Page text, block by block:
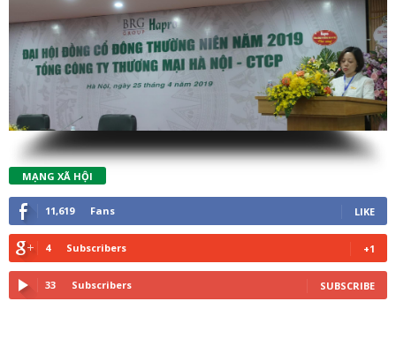
MẠNG XÃ HỘI
11,619 Fans LIKE
4 Subscribers +1
33 Subscribers SUBSCRIBE